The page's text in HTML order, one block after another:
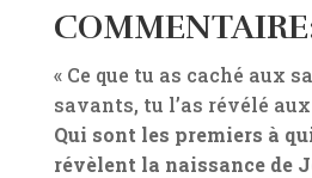
« Ce que tu as caché aux
savants, tu l’as révélé
Qui sont les premiers à
révèlent la naissance de